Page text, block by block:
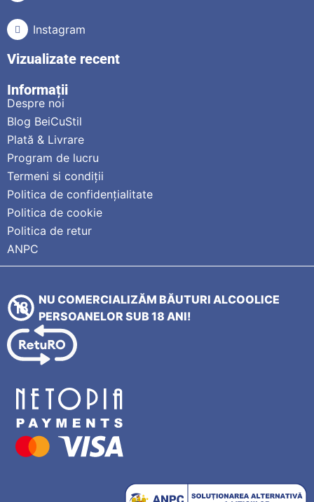
Instagram
Vizualizate recent
Informații
Despre noi
Blog BeiCuStil
Plată & Livrare
Program de lucru
Termeni si condiții
Politica de confidențialitate
Politica de cookie
Politica de retur
ANPC
NU COMERCIALIZĂM BĂUTURI ALCOOLICE
PERSOANELOR SUB 18 ANI!